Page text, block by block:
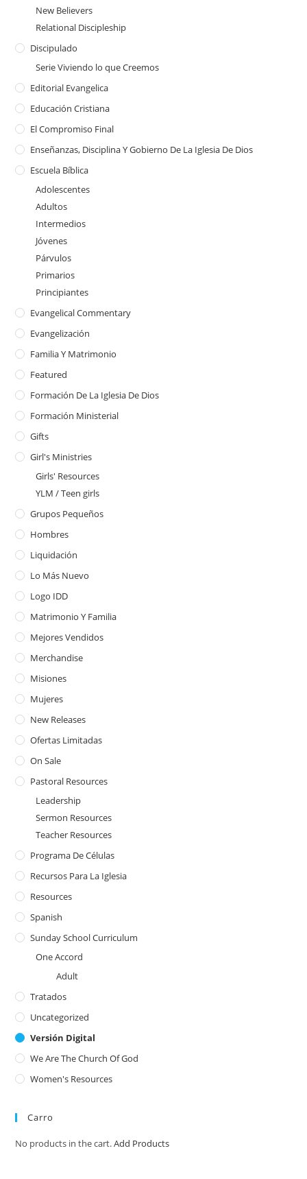
New Believers
Relational Discipleship
Discipulado
Serie Viviendo lo que Creemos
Editorial Evangelica
Educación Cristiana
El Compromiso Final
Enseñanzas, Disciplina Y Gobierno De La Iglesia De Dios
Escuela Bíblica
Adolescentes
Adultos
Intermedios
Jóvenes
Párvulos
Primarios
Principiantes
Evangelical Commentary
Evangelización
Familia Y Matrimonio
Featured
Formación De La Iglesia De Dios
Formación Ministerial
Gifts
Girl's Ministries
Girls' Resources
YLM / Teen girls
Grupos Pequeños
Hombres
Liquidación
Lo Más Nuevo
Logo IDD
Matrimonio Y Familia
Mejores Vendidos
Merchandise
Misiones
Mujeres
New Releases
Ofertas Limitadas
On Sale
Pastoral Resources
Leadership
Sermon Resources
Teacher Resources
Programa De Células
Recursos Para La Iglesia
Resources
Spanish
Sunday School Curriculum
One Accord
Adult
Tratados
Uncategorized
Versión Digital
We Are The Church Of God
Women's Resources
Carro
No products in the cart.Add Products